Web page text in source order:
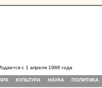
с 1 апреля 1988 года
КУЛЬТУРА НАУКА ПОЛИТИКА